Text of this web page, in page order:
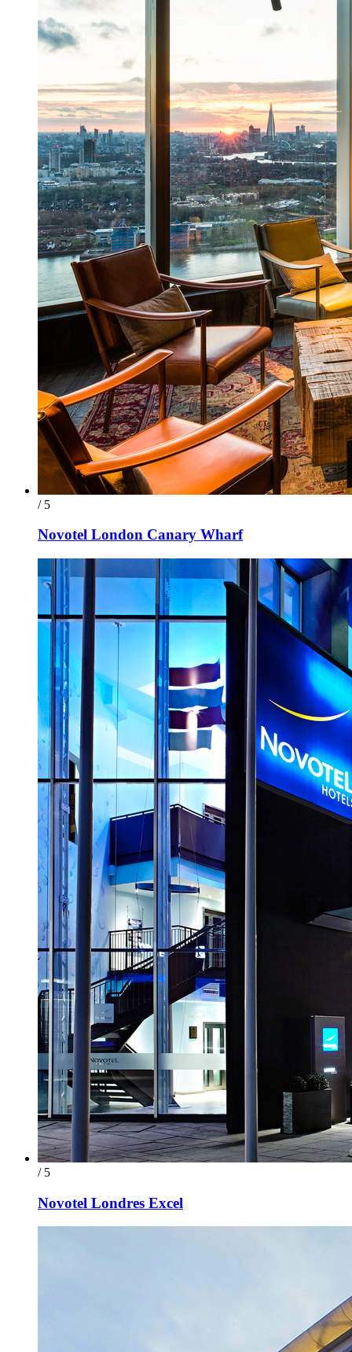
/ 5
Novotel London Canary Wharf
/ 5
Novotel Londres Excel